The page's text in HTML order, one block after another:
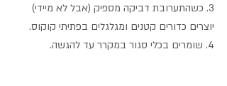
3. כשהתערובת דביקה מספיק (אבל לא מיידי)
יוצרים כדורים קטנים ומגלגלים בפתיתי קוקוס.
4. שומרים בכלי סגור במקרר עד להגשה.